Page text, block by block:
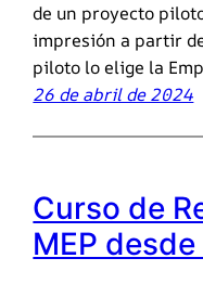
de un proyecto
impresión a partir
piloto lo elige la
26 de abril de 2024
Curso de
MEP